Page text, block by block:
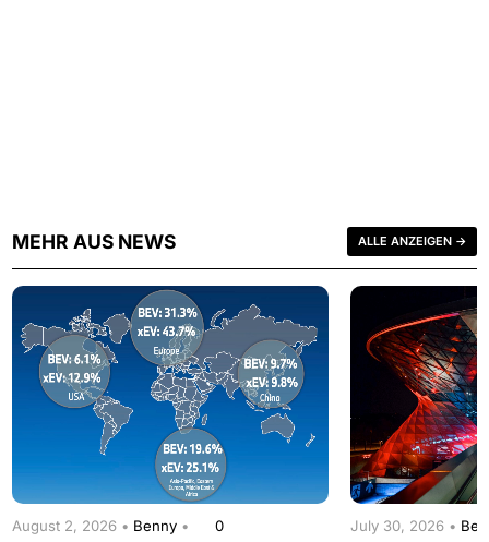
MEHR AUS NEWS ALLE ANZEIGEN →
August 2, 2026 • Benny • 0 July 30, 2026 •